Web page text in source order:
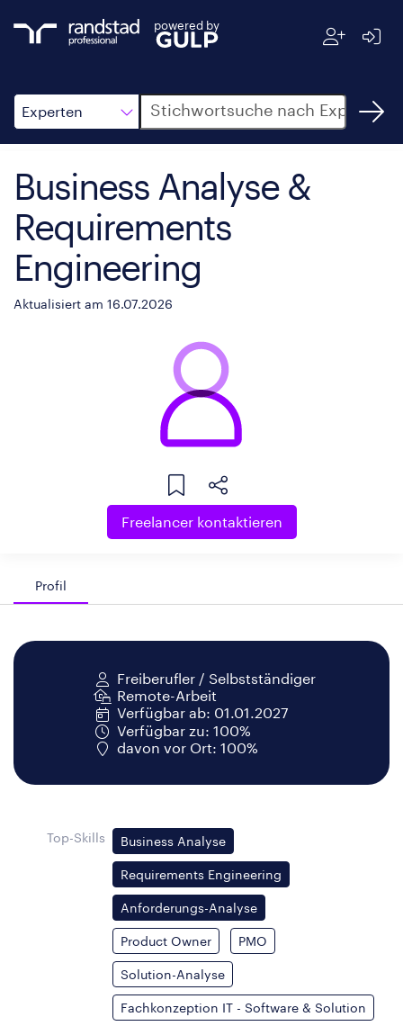
powered by
Experten
Suche
Business Analyse &
Requirements
Engineering
Aktualisiert am 16.07.2026
Freelancer kontaktieren
Profil
Freiberufler / Selbstständiger
Remote-Arbeit
Verfügbar ab: 01.01.2027
Verfügbar zu: 100%
davon vor Ort: 100%
Top-Skills Business Analyse
Requirements Engineering
Anforderungs-Analyse
Product Owner PMO
Solution-Analyse
Fachkonzeption IT - Software & Solution